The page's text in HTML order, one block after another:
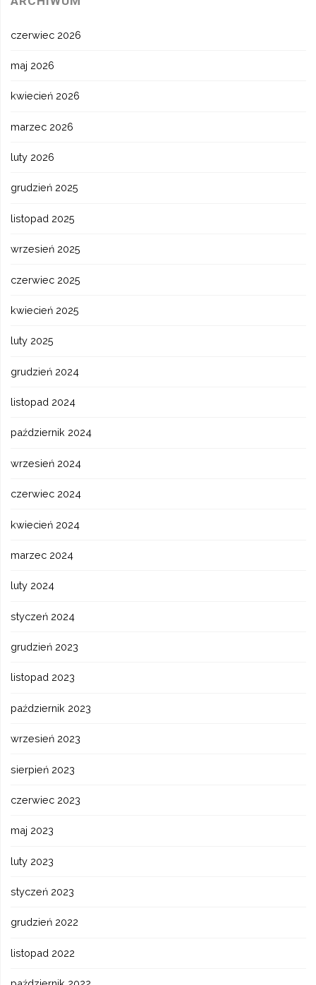
czerwiec 2026
maj 2026
kwiecień 2026
marzec 2026
luty 2026
grudzień 2025
listopad 2025
wrzesień 2025
czerwiec 2025
kwiecień 2025
luty 2025
grudzień 2024
listopad 2024
październik 2024
wrzesień 2024
czerwiec 2024
kwiecień 2024
marzec 2024
luty 2024
styczeń 2024
grudzień 2023
listopad 2023
październik 2023
wrzesień 2023
sierpień 2023
czerwiec 2023
maj 2023
luty 2023
styczeń 2023
grudzień 2022
listopad 2022